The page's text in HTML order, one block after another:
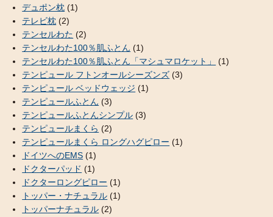
デュポン枕 (1)
テレビ枕 (2)
テンセルわた (2)
テンセルわた100％肌ふとん (1)
テンセルわた100％肌ふとん「マシュマロケット」
(1)
テンピュール フトンオールシーズンズ (3)
テンピュール ベッドウェッジ (1)
テンピュールふとん (3)
テンピュールふとんシンプル (3)
テンピュールまくら (2)
テンピュールまくら ロングハグピロー (1)
ドイツへのEMS (1)
ドクターパッド (1)
ドクターロングピロー (1)
トッパー・ナチュラル (1)
トッパーナチュラル (2)